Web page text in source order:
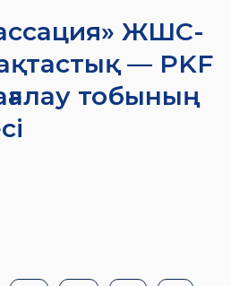
ЖШС-
— PKF
тобының